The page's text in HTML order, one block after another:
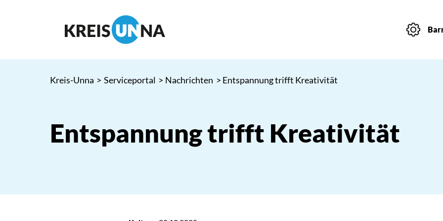
Kreis-Unna > Serviceportal > Nachrichten > Entspannung trifft Kreativität
Entspannung trifft Kreativität